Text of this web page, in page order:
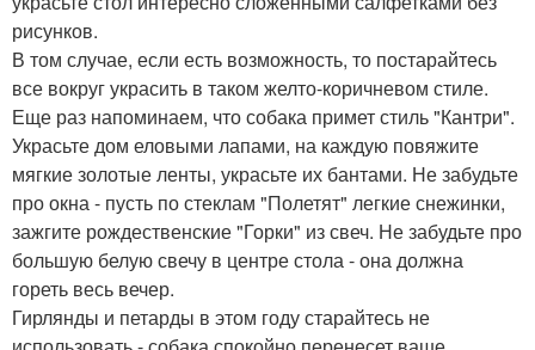
рисунков.
В том случае, если есть возможность, то постарайтесь
все вокруг украсить в таком желто-коричневом стиле.
Еще раз напоминаем, что собака примет стиль "Кантри".
Украсьте дом еловыми лапами, на каждую повяжите
мягкие золотые ленты, украсьте их бантами. Не забудьте
про окна - пусть по стеклам "Полетят" легкие снежинки,
зажгите рождественские "Горки" из свеч. Не забудьте про
большую белую свечу в центре стола - она должна
гореть весь вечер.
Гирлянды и петарды в этом году старайтесь не